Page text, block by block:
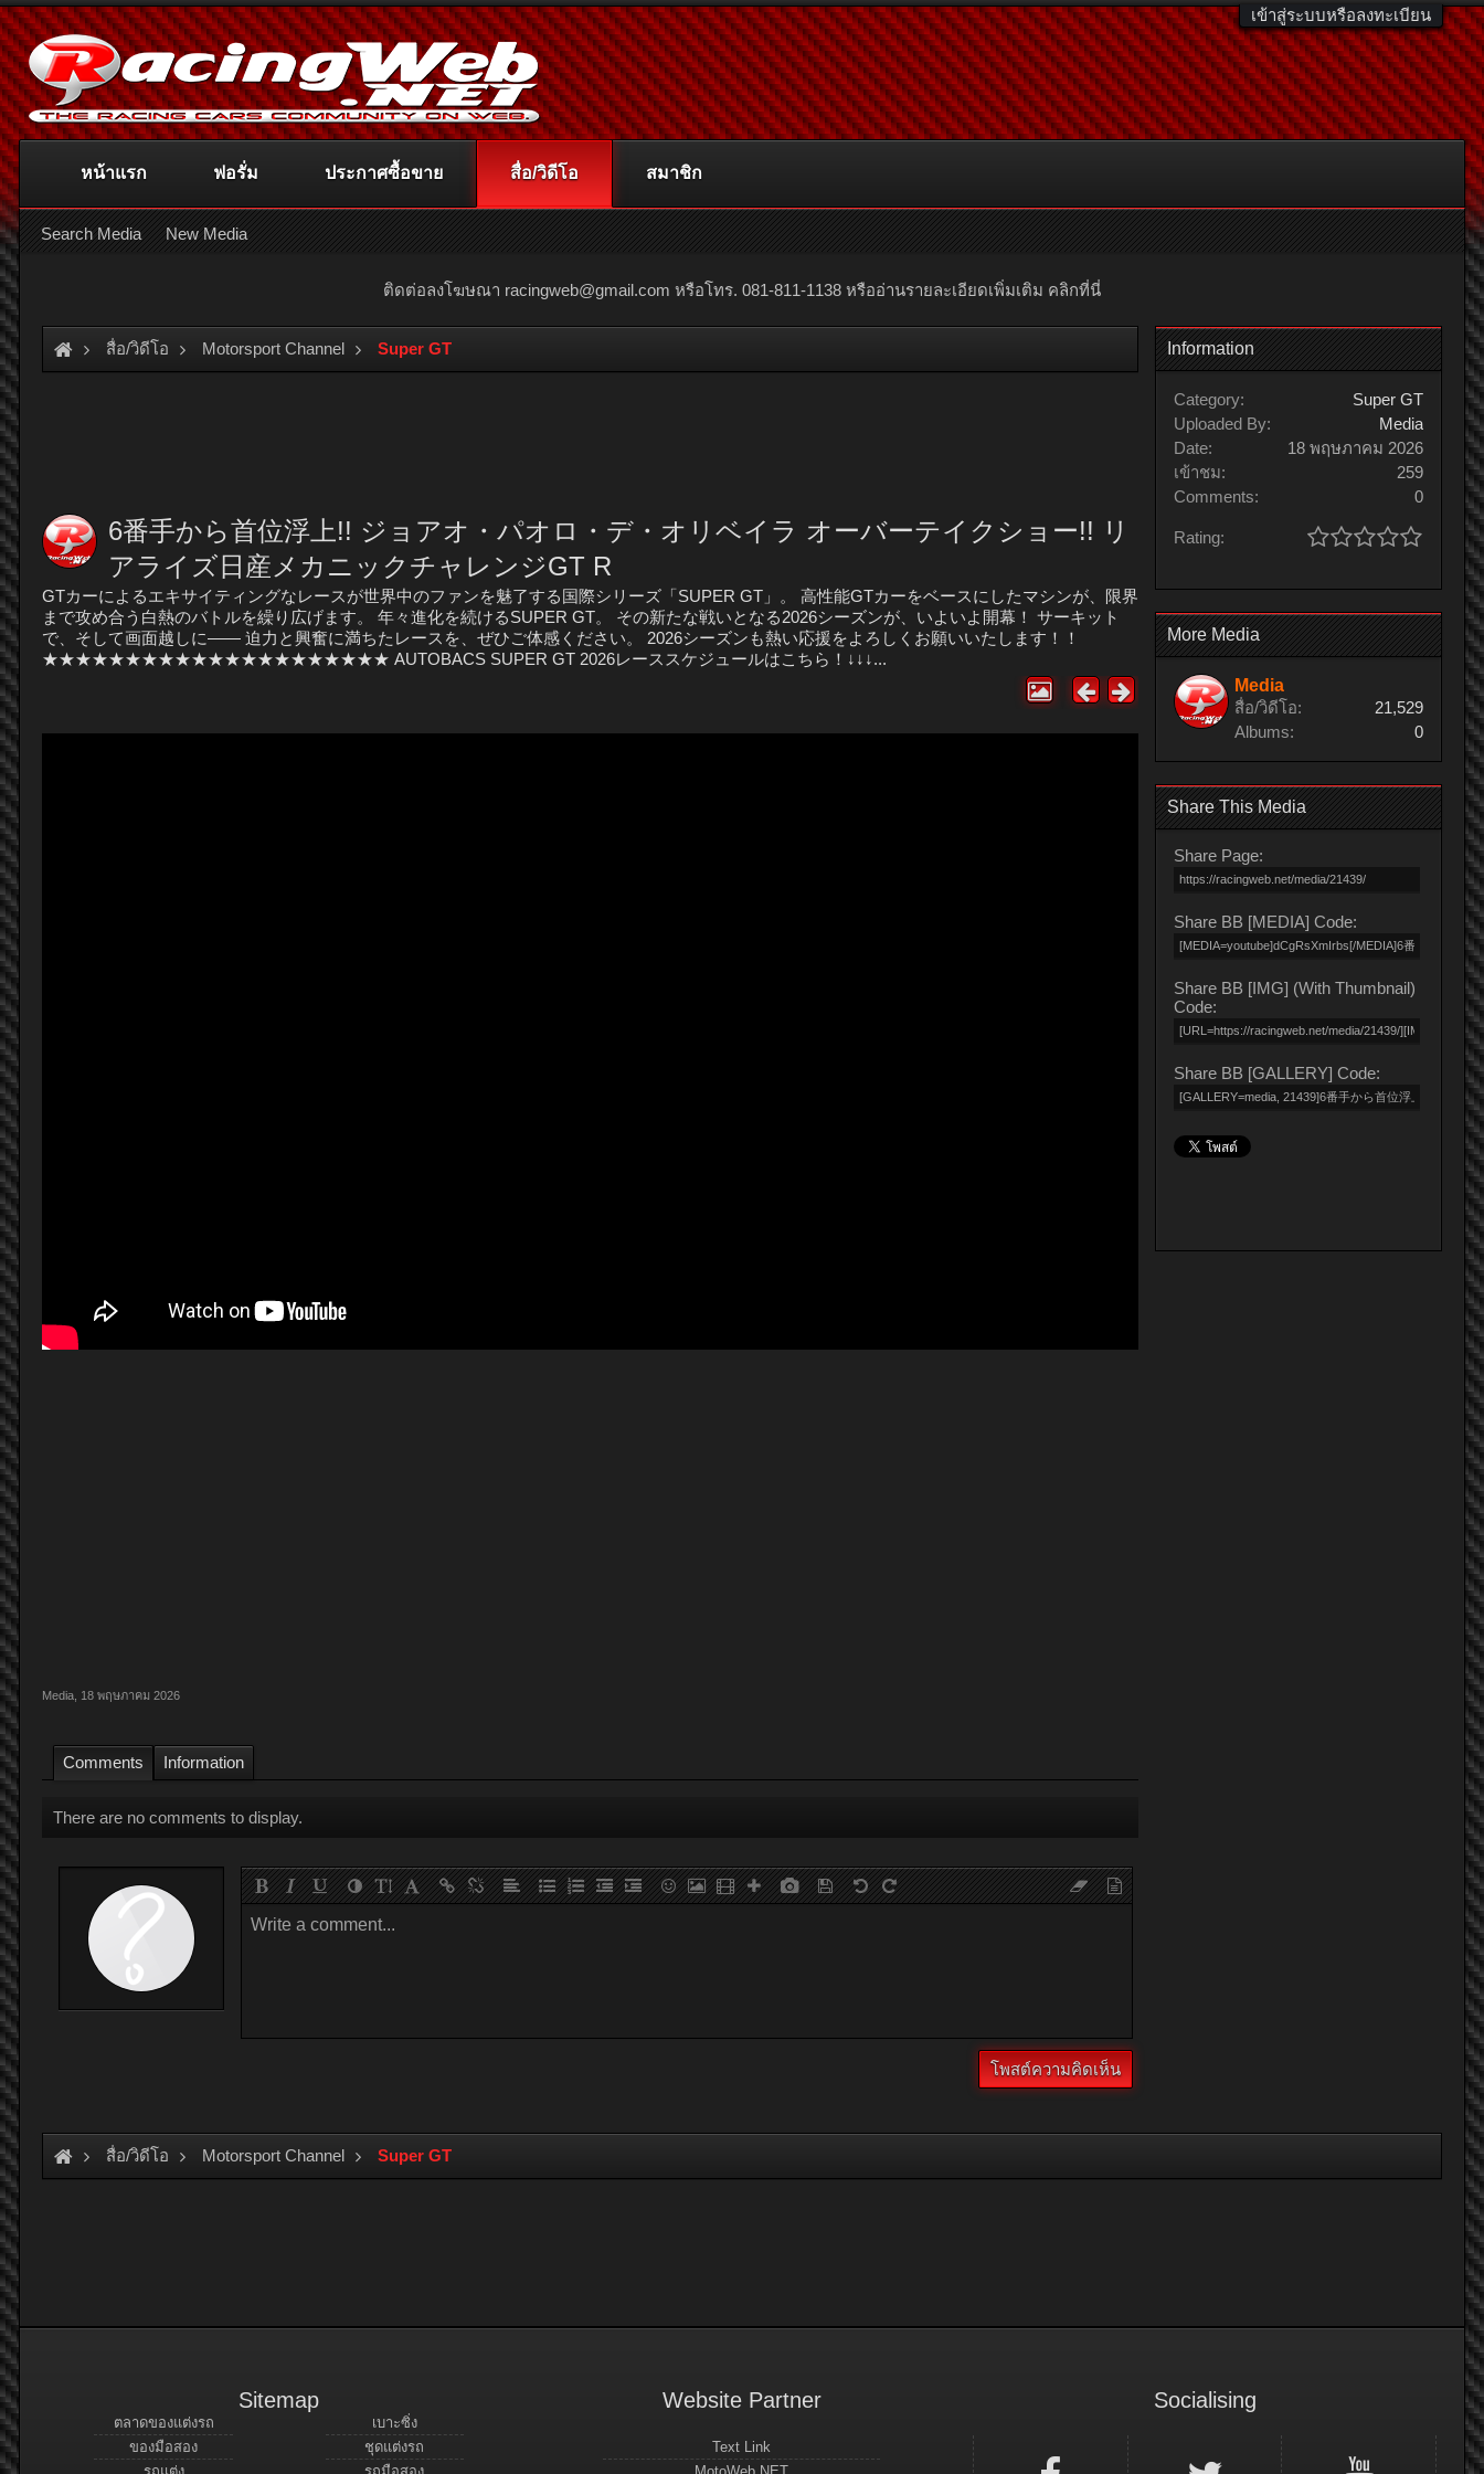
เข้าสู่ระบบหรือลงทะเบียน
ติดต่อลงโฆษณา racingweb@gmail.com หรือโทร. 081-811-1138 หรืออ่านรายละเอียดเพิ่มเติม คลิกที่นี่
สื่อ/วิดีโอ Motorsport Channel Super GT
6番手から首位浮上!! ジョアオ・パオロ・デ・オリベイラ オーバーテイクショー!! リ
アライズ日産メカニックチャレンジGT R
GTカーによるエキサイティングなレースが世界中のファンを魅了する国際シリーズ「SUPER GT」。 高性能GTカーをベースにしたマシンが、限界
まで攻め合う白熱のバトルを繰り広げます。 年々進化を続けるSUPER GT。 その新たな戦いとなる2026シーズンが、いよいよ開幕！ サーキット
で、そして画面越しに―― 迫力と興奮に満ちたレースを、ぜひご体感ください。 2026シーズンも熱い応援をよろしくお願いいたします！！
★★★★★★★★★★★★★★★★★★★★★ AUTOBACS SUPER GT 2026レーススケジュールはこちら！↓↓↓...
Media 18 พฤษภาคม 2026
Comments Information
There are no comments to display.
Write a comment...
Information
Category:
Super GT
Uploaded By:
Media
Date:
18 พฤษภาคม 2026
เข้าชม:
259
Comments:
0
Rating:
More Media
Media
สื่อ/วิดีโอ:
21,529
Albums:
0
Share This Media
Share Page:
Share BB [MEDIA] Code:
Share BB [IMG] (With Thumbnail)
Code:
Share BB [GALLERY] Code:
สื่อ/วิดีโอ Motorsport Channel Super GT
หน้าแรก ฟอรั่ม ประกาศซื้อขาย สื่อ/วิดีโอ
Search Media New Media
สมาชิก
Sitemap
ตลาดของแต่งรถ
ของมือสอง
เบาะซิ่ง
ชุดแต่งรถ
Website Partner
Text Link
Socialising